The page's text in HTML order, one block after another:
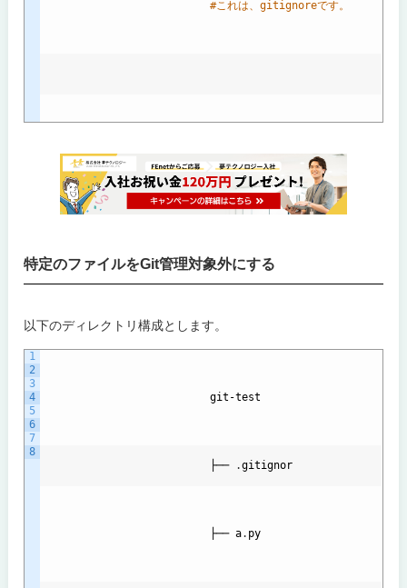
#これは、gitignoreです。
特定のファイルをGit管理対象外にする
以下のディレクトリ構成とします。
1
2
3
4
5
6
7
8
git -test
                          ├──
.gitignor
                          ├──
a. py